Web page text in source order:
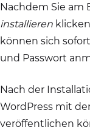
Nachdem Sie am
installieren
können sich
und Passwort
Nach der
WordPress mit
veröffentlichen